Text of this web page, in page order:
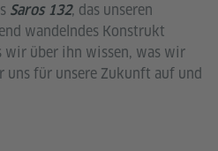
Saros 132, das unseren
wandelndes Konstrukt
wir über ihn wissen, was wir
uns für unsere Zukunft auf und